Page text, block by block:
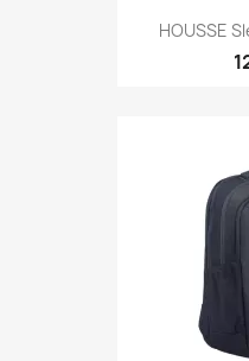
HOUSSE